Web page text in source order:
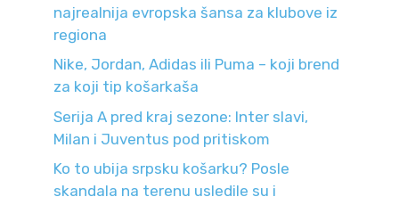
najrealnija evropska šansa za klubove iz
regiona
Nike, Jordan, Adidas ili Puma – koji brend
za koji tip košarkaša
Serija A pred kraj sezone: Inter slavi,
Milan i Juventus pod pritiskom
Ko to ubija srpsku košarku? Posle
skandala na terenu usledile su i